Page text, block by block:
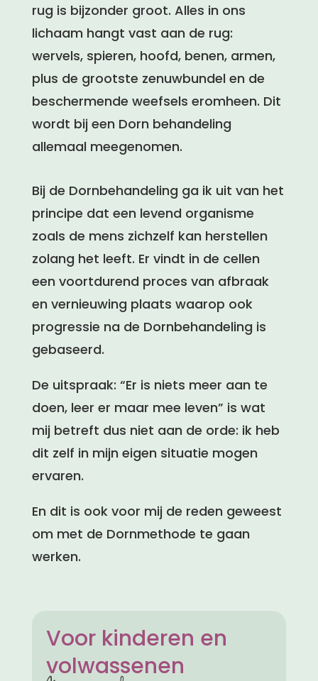
rug is bijzonder groot. Alles in ons
lichaam hangt vast aan de rug:
wervels, spieren, hoofd, benen, armen,
plus de grootste zenuwbundel en de
beschermende weefsels eromheen. Dit
wordt bij een Dorn behandeling
allemaal meegenomen.
Bij de Dornbehandeling ga ik uit van het
principe dat een levend organisme
zoals de mens zichzelf kan herstellen
zolang het leeft. Er vindt in de cellen
een voortdurend proces van afbraak
en vernieuwing plaats waarop ook
progressie na de Dornbehandeling is
gebaseerd.
De uitspraak: “Er is niets meer aan te
doen, leer er maar mee leven” is wat
mij betreft dus niet aan de orde: ik heb
dit zelf in mijn eigen situatie mogen
ervaren.
En dit is ook voor mij de reden geweest
om met de Dornmethode te gaan
werken.
Voor kinderen en
volwassenen